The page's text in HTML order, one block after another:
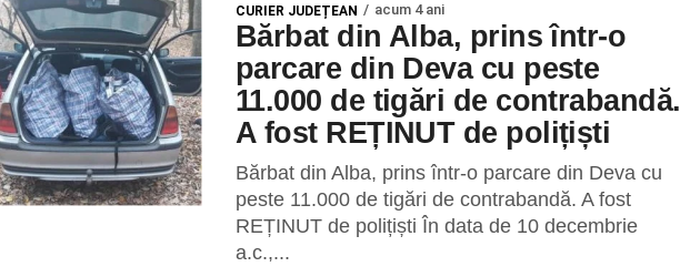
CURIER JUDEȚEAN acum 4 ani
Bărbat din Alba, prins într-o
parcare din Deva cu peste
11.000 de tigări de contrabandă.
A fost REȚINUT de polițiști
Bărbat din Alba, prins într-o parcare din Deva cu
peste 11.000 de tigări de contrabandă. A fost
REȚINUT de polițiști În data de 10 decembrie
a.c.,...